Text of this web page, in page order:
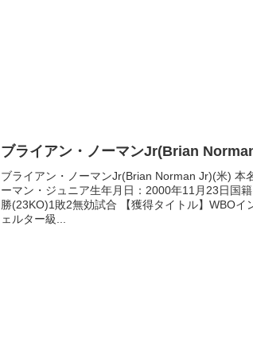
ブライアン・ノーマンJr(Brian
ブライアン・ノーマンJr(Brian Norman Jr)(米) 本
ーマン・ジュニア生年月日：2000年11月23日国
勝(23KO)1敗2無効試合 【獲得タイトル】WBOイ
ェルター級...